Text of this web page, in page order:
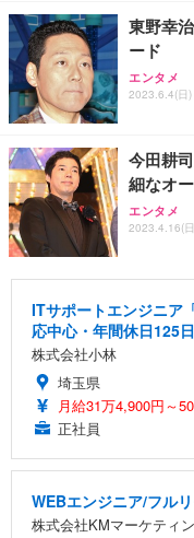
東野幸
ード
エンタメ
2023.6.4(日
今田耕
細なオ
エンタメ
2023.4.16(
ITサポートエンジニア
応中心・年間休日125
株式会社小林
埼玉県
月給31万4,900円～
正社員
WEBエンジニア/フル
株式会社KMマーケティ